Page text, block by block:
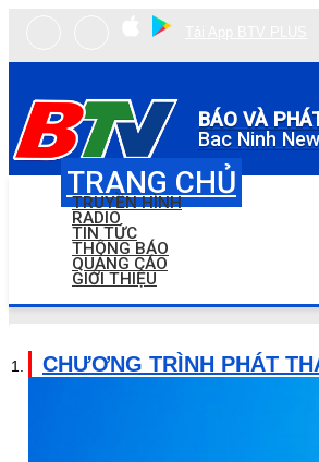
BÁO VÀ
Bac Ninh
TRANG CHỦ
TRUYỀN HÌNH
RADIO
TIN TỨC
THÔNG BÁO
QUẢNG CÁO
GIỚI THIỆU
CHƯƠNG TRÌNH PHÁT